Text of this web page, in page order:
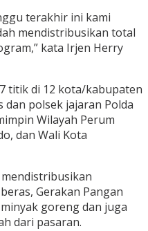
terakhir ini kami
mendistribusikan total
kata Irjen Herry
titik di 12 kota/kabupaten
dan polsek jajaran Polda
Wilayah Perum
dan Wali Kota
Gerakan Pangan
goreng dan juga
dari pasaran.